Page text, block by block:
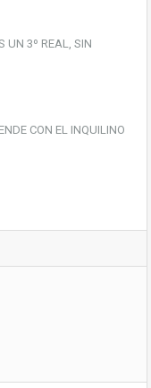
UN 3º REAL, SIN
CON EL INQUILINO